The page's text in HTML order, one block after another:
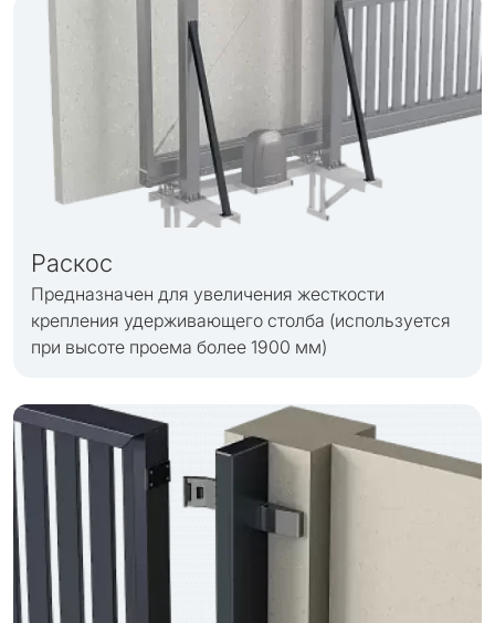
Раскос
Предназначен для увеличения жесткости
крепления удерживающего столба (используется
при высоте проема более 1900 мм)